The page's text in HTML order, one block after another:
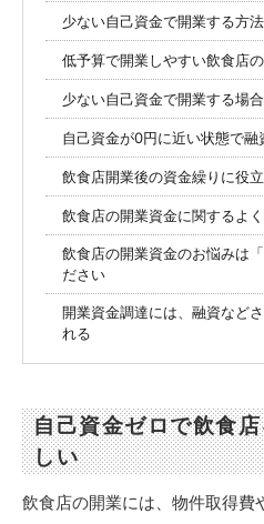
少ない自己資金で開業する方法
低予算で開業しやすい飲食店
少ない自己資金で開業する場
自己資金が0円に近い状態で
飲食店開業後の資金繰りに役
飲食店の開業資金に関するよ
飲食店の開業資金のお悩みは
ださい
開業資金調達には、融資など
れる
自己資金ゼロで飲食
しい
飲食店の開業には、物件取得費